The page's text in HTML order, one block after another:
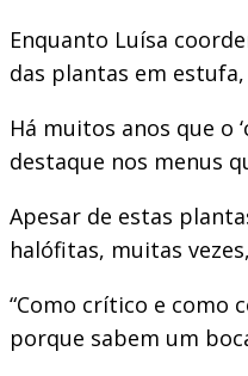
Enquanto Luísa
das plantas em
Há muitos anos que o
destaque nos menus
Apesar de estas
halófitas, muitas
“Como crítico e como
porque sabem um